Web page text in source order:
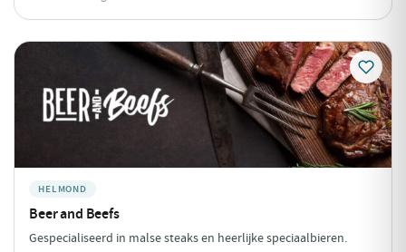
HELMOND
Beer and Beefs
Gespecialiseerd in malse steaks en heerlijke speciaalbieren.